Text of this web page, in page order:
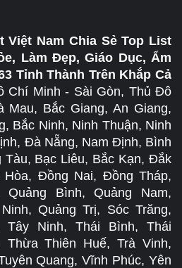
Việt Nam Chia Sẻ Top List
Làm Đẹp, Giáo Dục, Ẩm
Tỉnh Thành Trên Khắp Cả
Chí Minh - Sài Gòn, Thủ Đô
Mau, Bắc Giang, An Giang,
Bắc Ninh, Ninh Thuận, Ninh
Đà Nẵng, Nam Định, Bình
Tàu, Bạc Liêu, Bắc Kạn, Đắk
Đồng Nai, Đồng Tháp,
Bình, Quảng Nam,
Quảng Trị, Sóc Trăng,
Ninh, Thái Bình, Thái
Thừa Thiên Huế, Trà Vinh,
Quang, Vĩnh Phúc, Yên